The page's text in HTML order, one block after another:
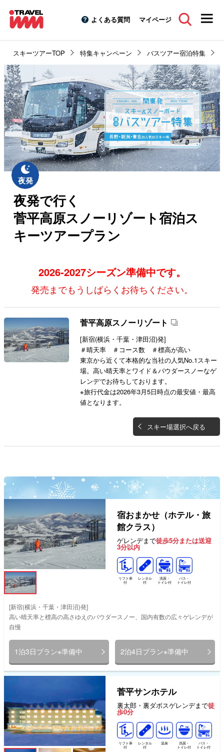
よくある質問 マイページ
スキーツアーTOP 特集キャンペーン バスツアー宿泊特集
夜発で行く
菅平高原スノーリゾート宿泊ス
キーツアープラン
2026-2027シーズン準備中です。
発売までもうしばらくお待ちください。
菅平高原スノーリゾート
[新宿(横浜・千葉・津田沼)発]
＃晴天率 ＃コース数 ＃標高が高い
東京から近くて本格的な当社の人気No.1スキー
場。高い晴天率とワイド＆パウダースノーなゲ
レンデでお待ちしております。
※旅行代金は2026年3月5日時点の最安値・最高
値となります。
スキー場選択へ戻る
宿おまかせ（ホテル・旅
館クラス）
ゲレンデまで徒歩5分または送迎
3分以内
リフト券
付
レンタル
付
洗面・
トイレ付
バス・
トイレ付
[新宿(横浜・千葉・津田沼)発]
高い晴天率と標高の高さゆえのパウダースノー、国内有数の広々ゲレンデが
自慢
1泊3日プラン※準備中 2泊4日プラン※準備中
菅平サンホテル
裏太郎・裏ダボスゲレンデまで徒
歩0分
リフト券
付
レンタル
付
温泉
洗面・
トイレ付
バス・
トイレ付